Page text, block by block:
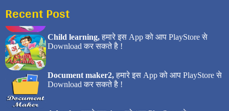
Recent Post